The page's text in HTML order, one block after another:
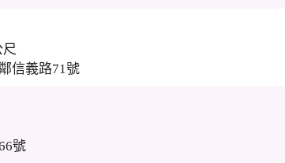
信義路71號
號